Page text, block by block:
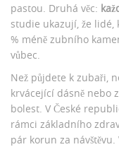
pastou. Druhá věc:
studie ukazují, že
% méně zubního
vůbec.
Než půjdete k zubaři,
krvácející dásně nebo
bolest. V České
rámci základního
pár korun za